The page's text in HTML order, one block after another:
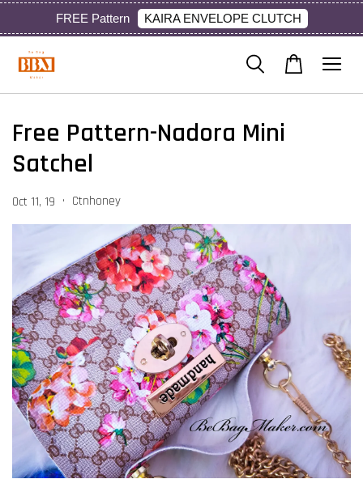
FREE Pattern KAIRA ENVELOPE CLUTCH
Free Pattern-Nadora Mini
Satchel
Oct 11, 19 • Ctnhoney